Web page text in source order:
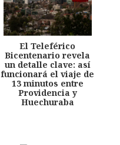
El Teleférico
Bicentenario revela
un detalle clave: así
funcionará el viaje de
13 minutos entre
Providencia y
Huechuraba